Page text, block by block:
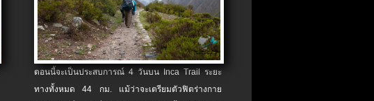
ตอนนี้จะเป็นประสบการณ์ 4 วันบน Inca Trail ระยะ
ทางทั้งหมด 44 กม. แม้ว่าจะเตรียมตัวฟิตร่างกาย